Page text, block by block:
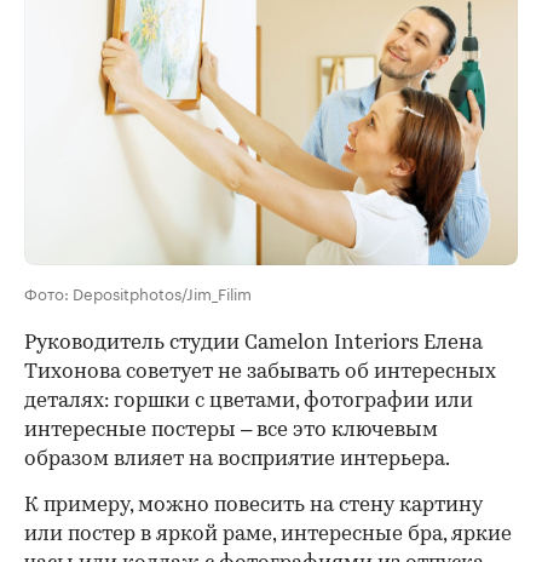
Фото: Depositphotos/Jim_Filim
Руководитель студии Camelon Interiors Елена
Тихонова cоветует не забывать об интересных
деталях: горшки с цветами, фотографии или
интересные постеры – все это ключевым
образом влияет на восприятие интерьера.
К примеру, можно повесить на стену картину
или постер в яркой раме, интересные бра, яркие